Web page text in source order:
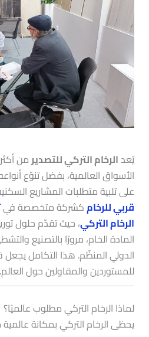
يُعدالرخام التركي للتصديرمن
الأسواق العالمية، بفضل تنوّع
على تلبية متطلبات المشاريع
قربي للرخامكشركة متخصصة في
الرخام التركي، حيث تقدّم حلول
المادة الخام، مرورًا بالتصنيع
الدولي المنظّم. هذا التكامل
للمستوردين والمقاولين حول العالم.
لماذا الرخام التركي مطلوب عالميًا؟
يحظى الرخام التركي بمكانة